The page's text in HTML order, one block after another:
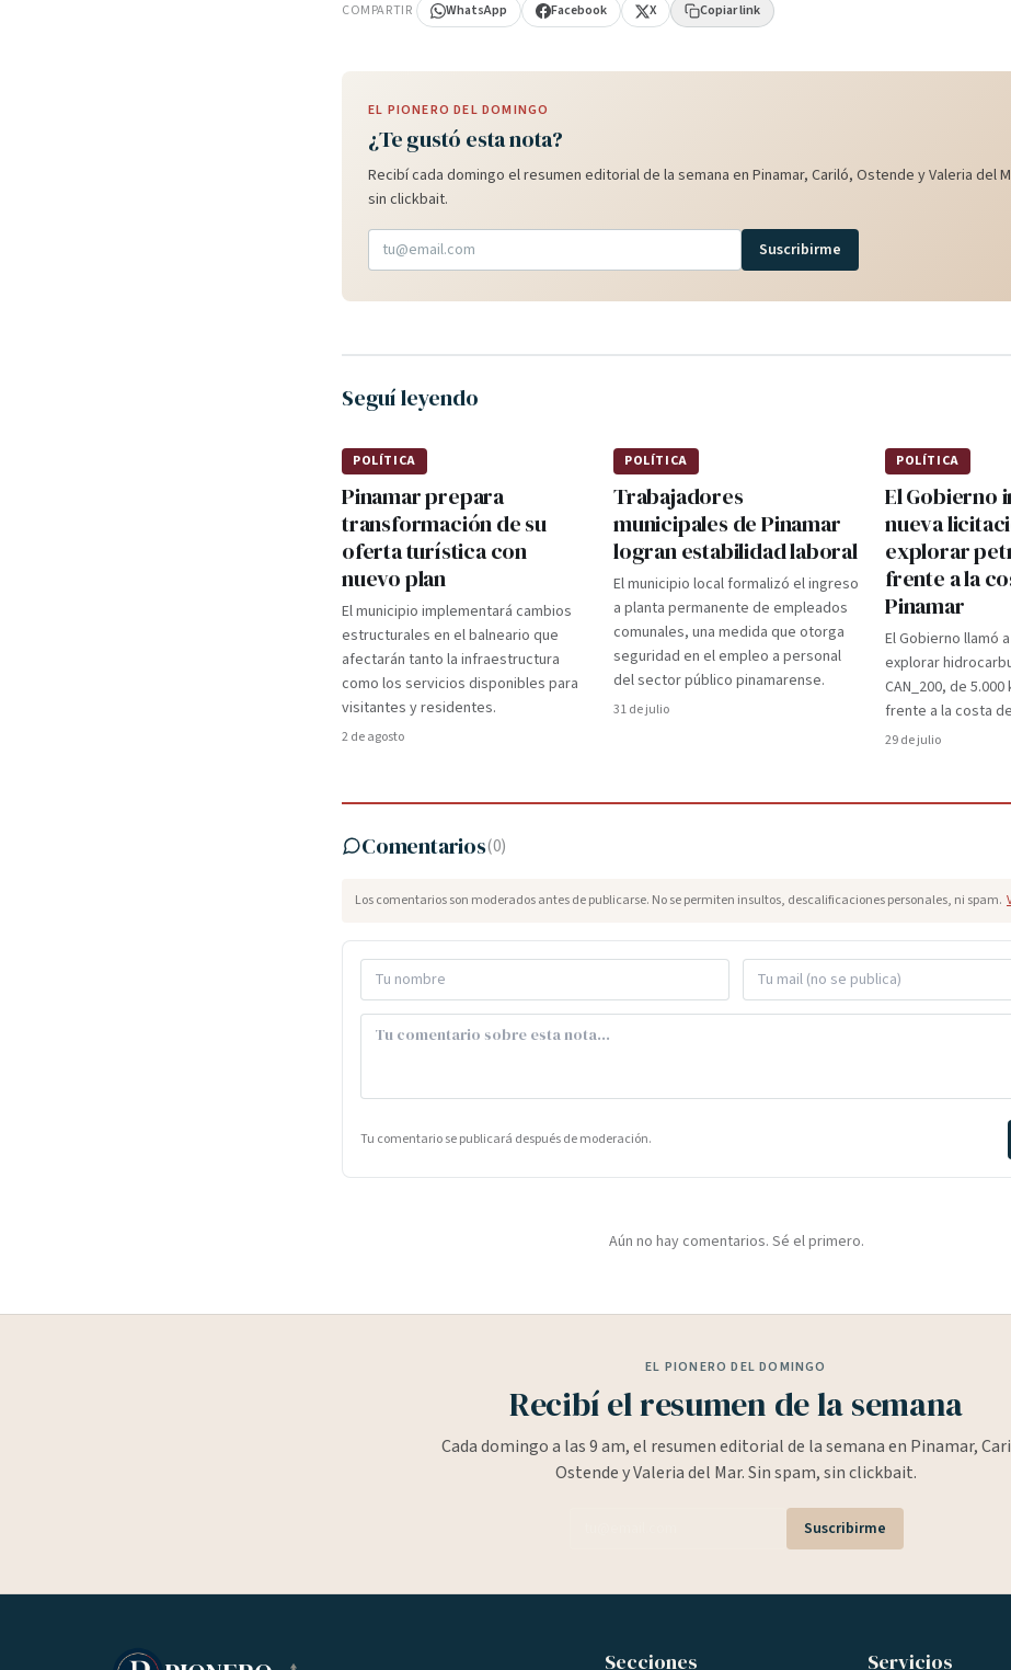
COMPARTIR WhatsApp Facebook X Copiar link
EL PIONERO DEL DOMINGO
¿Te gustó esta nota?
Recibí cada domingo el resumen editorial de la semana en Pinamar, Cariló, Ostende y Valeria del
sin clickbait.
Suscribirme
Seguí leyendo
POLÍTICA
Pinamar prepara
transformación de su
oferta turística con
nuevo plan
El municipio implementará cambios
estructurales en el balneario que
afectarán tanto la infraestructura
como los servicios disponibles para
visitantes y residentes.
2 de agosto
POLÍTICA
Trabajadores
municipales de Pinamar
logran estabilidad laboral
El municipio local formalizó el ingreso
a planta permanente de empleados
comunales, una medida que otorga
seguridad en el empleo a personal
del sector público pinamarense.
31 de julio
POLÍTICA
El Gobierno
nueva
explorar
frente a la
Pinamar
El Gobierno llamó
explorar
CAN_200, de
frente a la costa
29 de julio
Comentarios(0)
Los comentarios son moderados antes de publicarse. No se permiten insultos, descalificaciones personales, ni spam.
Tu comentario se publicará después de moderación.
Aún no hay comentarios. Sé el primero.
EL PIONERO DEL DOMINGO
Recibí el resumen de la semana
Cada domingo a las 9 am, el resumen editorial de la semana en Pinamar,
Ostende y Valeria del Mar. Sin spam, sin clickbait.
Suscribirme
Secciones Servicios